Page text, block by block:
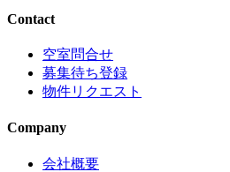
Contact
空室問合せ
募集待ち登録
物件リクエスト
Company
会社概要